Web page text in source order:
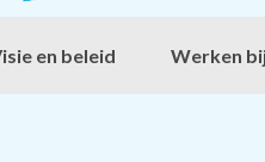
en beleid Werken